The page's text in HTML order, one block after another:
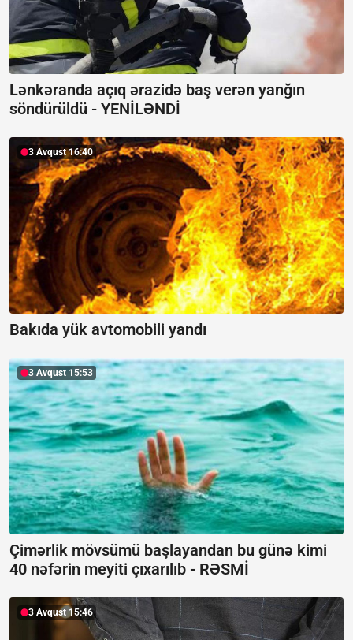
Lənkəranda açıq ərazidə baş verən yanğın
söndürüldü - YENİLƏNDİ
3 Avqust 16:40
Bakıda yük avtomobili yandı
3 Avqust 15:53
Çimərlik mövsümü başlayandan bu günə kimi
40 nəfərin meyiti çıxarılıb - RƏSMİ
3 Avqust 15:46